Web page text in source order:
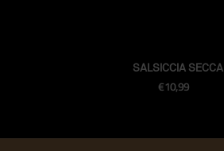
SALSICCIA SECCA
Prezzo regolare
€10,99